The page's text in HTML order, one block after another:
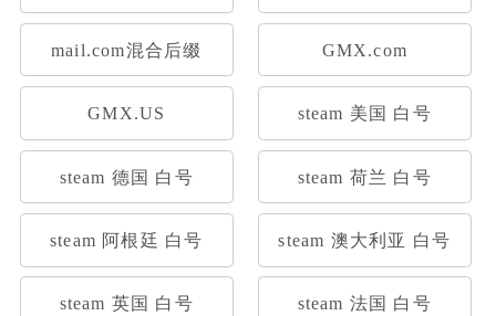
mail.com混合后缀 GMX.com
GMX.US steam 美国 白号
steam 德国 白号 steam 荷兰 白号
steam 阿根廷 白号 steam 澳大利亚 白号
steam 英国 白号 steam 法国 白号